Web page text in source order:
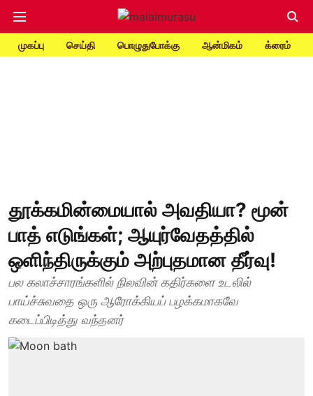
முகப்பு செய்தி பொழுதுபோக்கு ஆன்மிகம் க்ரைம்
தூக்கமின்மையால் அவதியா? மூன்
பாத் எடுங்கள்; ஆயுர்வேதத்தில்
ஒளிந்திருக்கும் அற்புதமான தீர்வு!
பல கலாச்சாரங்களில் நிலவின் கதிர்களை உடலில்
பாய்ச்சுவதை ஒரு ஆரோக்கியப் பழக்கமாகவே
கடைப்பிடித்து வந்தனர்